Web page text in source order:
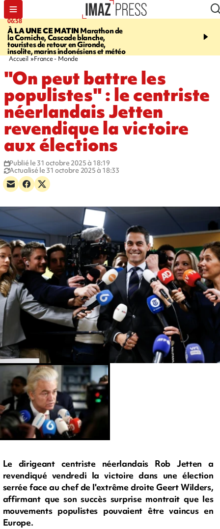
06:58
À LA UNE CE MATIN Marathon de
la Corniche, Cascade blanche,
touristes de retour en Gironde,
insolite, marins indonésiens et météo
09:14
touristes au Porge,
Accueil France - Monde
"On peut battre les
populistes" : le centriste
néerlandais Jetten
revendique la victoire
aux élections
Publié le 31 octobre 2025 à 18:19
Actualisé le 31 octobre 2025 à 18:33
Le dirigeant centriste néerlandais Rob Jetten a
revendiqué vendredi la victoire dans une élection
serrée face au chef de l'extrême droite Geert Wilders,
affirmant que son succès surprise montrait que les
mouvements populistes pouvaient être vaincus en
Europe.